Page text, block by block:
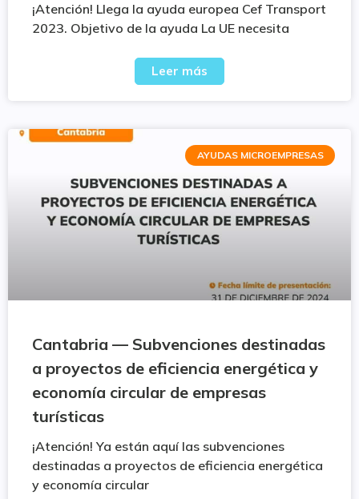
¡Atención! Llega la ayuda europea Cef Transport
2023. Objetivo de la ayuda La UE necesita
Leer más
AYUDAS MICROEMPRESAS
Cantabria — Subvenciones destinadas
a proyectos de eficiencia energética y
economía circular de empresas
turísticas
¡Atención! Ya están aquí las subvenciones
destinadas a proyectos de eficiencia energética
y economía circular